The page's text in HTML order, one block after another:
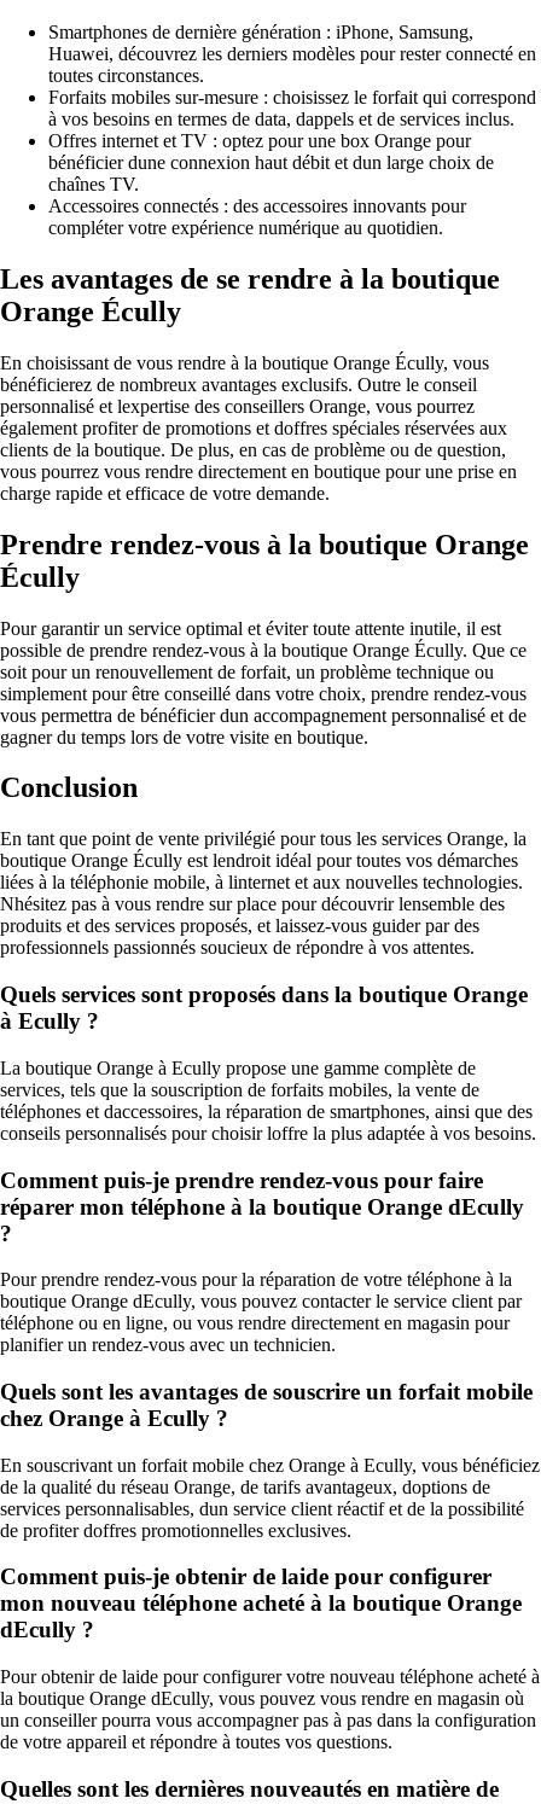
Smartphones de dernière génération : iPhone, Samsung,
Huawei, découvrez les derniers modèles pour rester connecté en
toutes circonstances.
Forfaits mobiles sur-mesure : choisissez le forfait qui correspond
à vos besoins en termes de data, dappels et de services inclus.
Offres internet et TV : optez pour une box Orange pour
bénéficier dune connexion haut débit et dun large choix de
chaînes TV.
Accessoires connectés : des accessoires innovants pour
compléter votre expérience numérique au quotidien.
Les avantages de se rendre à la boutique
Orange Écully
En choisissant de vous rendre à la boutique Orange Écully, vous
bénéficierez de nombreux avantages exclusifs. Outre le conseil
personnalisé et lexpertise des conseillers Orange, vous pourrez
également profiter de promotions et doffres spéciales réservées aux
clients de la boutique. De plus, en cas de problème ou de question,
vous pourrez vous rendre directement en boutique pour une prise en
charge rapide et efficace de votre demande.
Prendre rendez-vous à la boutique Orange
Écully
Pour garantir un service optimal et éviter toute attente inutile, il est
possible de prendre rendez-vous à la boutique Orange Écully. Que ce
soit pour un renouvellement de forfait, un problème technique ou
simplement pour être conseillé dans votre choix, prendre rendez-vous
vous permettra de bénéficier dun accompagnement personnalisé et de
gagner du temps lors de votre visite en boutique.
Conclusion
En tant que point de vente privilégié pour tous les services Orange, la
boutique Orange Écully est lendroit idéal pour toutes vos démarches
liées à la téléphonie mobile, à linternet et aux nouvelles technologies.
Nhésitez pas à vous rendre sur place pour découvrir lensemble des
produits et des services proposés, et laissez-vous guider par des
professionnels passionnés soucieux de répondre à vos attentes.
Quels services sont proposés dans la boutique Orange
à Ecully ?
La boutique Orange à Ecully propose une gamme complète de
services, tels que la souscription de forfaits mobiles, la vente de
téléphones et daccessoires, la réparation de smartphones, ainsi que des
conseils personnalisés pour choisir loffre la plus adaptée à vos besoins.
Comment puis-je prendre rendez-vous pour faire
réparer mon téléphone à la boutique Orange dEcully
?
Pour prendre rendez-vous pour la réparation de votre téléphone à la
boutique Orange dEcully, vous pouvez contacter le service client par
téléphone ou en ligne, ou vous rendre directement en magasin pour
planifier un rendez-vous avec un technicien.
Quels sont les avantages de souscrire un forfait mobile
chez Orange à Ecully ?
En souscrivant un forfait mobile chez Orange à Ecully, vous bénéficiez
de la qualité du réseau Orange, de tarifs avantageux, doptions de
services personnalisables, dun service client réactif et de la possibilité
de profiter doffres promotionnelles exclusives.
Comment puis-je obtenir de laide pour configurer
mon nouveau téléphone acheté à la boutique Orange
dEcully ?
Pour obtenir de laide pour configurer votre nouveau téléphone acheté à
la boutique Orange dEcully, vous pouvez vous rendre en magasin où
un conseiller pourra vous accompagner pas à pas dans la configuration
de votre appareil et répondre à toutes vos questions.
Quelles sont les dernières nouveautés en matière de